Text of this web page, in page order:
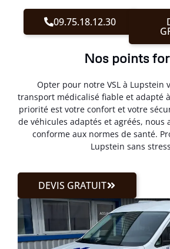
09.75.18.12.30
Nos points
Opter pour notre VSL à Lupstein
transport médicalisé fiable et adapté
priorité est votre confort et votre
de véhicules adaptés et agréés, nous
conforme aux normes de santé.
Lupstein sans
DEVIS GRATUIT